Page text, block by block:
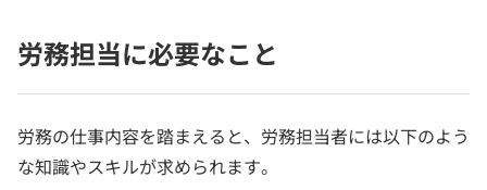
労務担当に必要なこと
労務の仕事内容を踏まえると、労務担当者には以下のよう
な知識やスキルが求められます。